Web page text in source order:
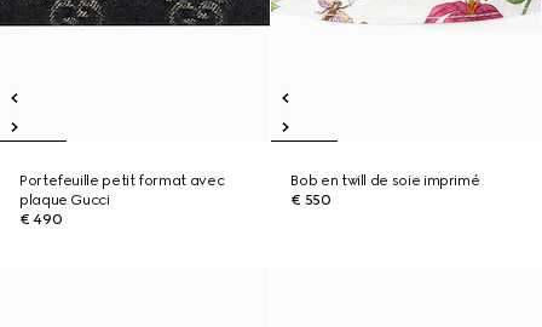
Portefeuille petit format avec
plaque Gucci
€ 490
Bob en twill de soie imprimé
€ 550